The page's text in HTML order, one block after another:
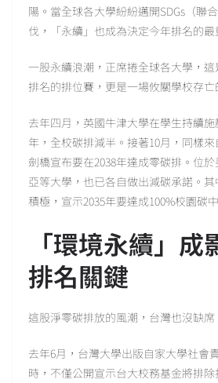
陽。當全球各大學紛紛邁開SDGs（聯
伐，「永續」也成為決定今年排名的最
一股永續浪潮，正席捲全球各大學，
排名的排位賽，更是一場攸關學校存亡
去年四月，英國牛津大學在學生持續
年，全校碳排減半。接著10月，同樣來
劍橋宣布要在2038年達成零碳排。位
亞等大學，也已各自做出減碳承諾。
積極，宣示2035年要達成100%校園碳
「環境永續」成
排名關鍵
這股淨零碳排放的風潮，台灣也沒缺席
去年6月，台灣大學出版自家大學社會
時，不僅公開宣示台大校務基金將排